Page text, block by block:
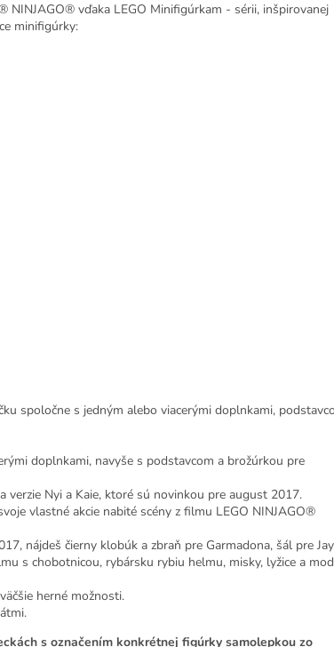
NINJAGO® vďaka LEGO Minifigúrkam - sérii, inšpirovanej
minifigúrky:
spoločne s jedným alebo viacerými doplnkami,
doplnkami, navyše s podstavcom a brožúrkou pre
verzie Nyi a Kaie, ktoré sú novinkou pre august 2017.
vlastné akcie nabité scény z filmu LEGO NINJAGO®
nájdeš čierny klobúk a zbraň pre Garmadona, šál pre
s chobotnicou, rybársku rybiu helmu, misky, lyžice a
herné možnosti.
s označením konkrétnej figúrky samolepkou zo